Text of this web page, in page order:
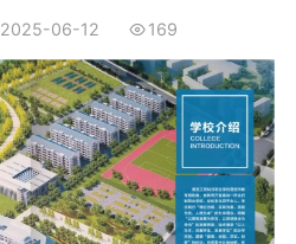
2025-06-12 169